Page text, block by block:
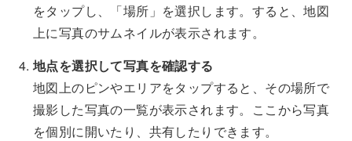
をタップし、「場所」を選択します。すると、地図
上に写真のサムネイルが表示されます。
地点を選択して写真を確認する
地図上のピンやエリアをタップすると、その場所で
撮影した写真の一覧が表示されます。ここから写真
を個別に開いたり、共有したりできます。